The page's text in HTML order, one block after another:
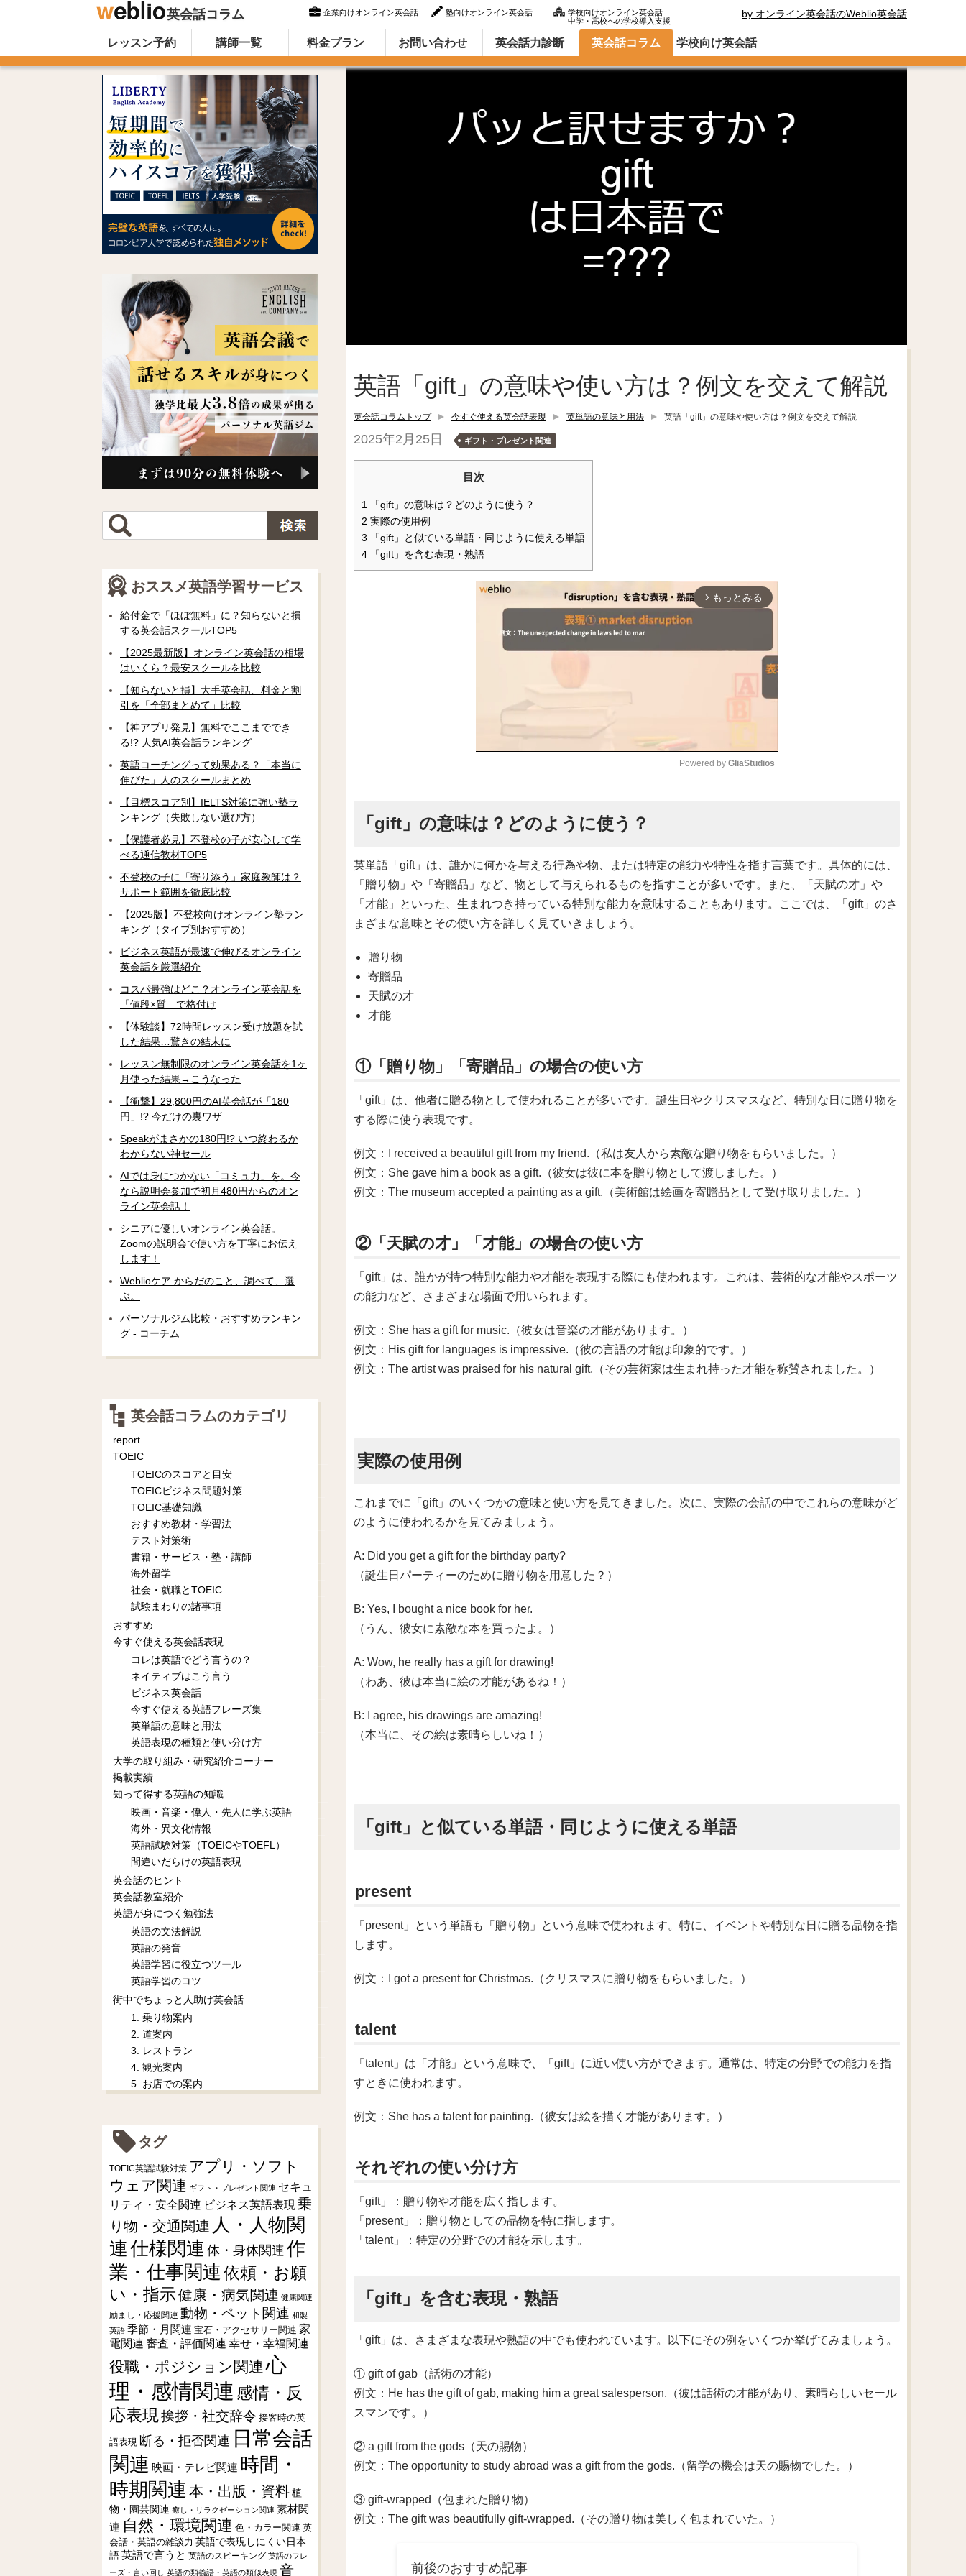
英会話コラム 企業向けオンライン英会話 塾向けオンライン英会話
学校向けオンライン英会話
中学・高校への学校導入支援
by オンライン英会話のWeblio英会話
オンライン英会話のWeblio英会話コラム（英語での言い方・英語表現）
Skip to content
レッスン予約 講師一覧 料金プラン お問い合わせ 英会話力診断 英会話コラム 学校向け英会話
英語「gift」の意味や使い方は？例文を交えて解説
英会話コラムトップ 今すぐ使える英会話表現 英単語の意味と用法 英語「gift」の意味や使い方は？例文を交えて解説
2025年2月25日 ギフト・プレゼント関連
目次
1 「gift」の意味は？どのように使う？
2 実際の使用例
3 「gift」と似ている単語・同じように使える単語
4 「gift」を含む表現・熟語
arrow_forward_ios もっとみる
e
Powered by GliaStudios
「gift」の意味は？どのように使う？
英単語「gift」は、誰かに何かを与える行為や物、または特定の能力や特性を指す言葉です。具体的には、
「贈り物」や「寄贈品」など、物として与えられるものを指すことが多いです。また、「天賦の才」や
「才能」といった、生まれつき持っている特別な能力を意味することもあります。ここでは、「gift」のさ
まざまな意味とその使い方を詳しく見ていきましょう。
贈り物
寄贈品
天賦の才
才能
①「贈り物」「寄贈品」の場合の使い方
「gift」は、他者に贈る物として使われることが多いです。誕生日やクリスマスなど、特別な日に贈り物を
する際に使う表現です。
例文：I received a beautiful gift from my friend.（私は友人から素敵な贈り物をもらいました。）
例文：She gave him a book as a gift.（彼女は彼に本を贈り物として渡しました。）
例文：The museum accepted a painting as a gift.（美術館は絵画を寄贈品として受け取りました。）
②「天賦の才」「才能」の場合の使い方
「gift」は、誰かが持つ特別な能力や才能を表現する際にも使われます。これは、芸術的な才能やスポーツ
の能力など、さまざまな場面で用いられます。
例文：She has a gift for music.（彼女は音楽の才能があります。）
例文：His gift for languages is impressive.（彼の言語の才能は印象的です。）
例文：The artist was praised for his natural gift.（その芸術家は生まれ持った才能を称賛されました。）
実際の使用例
これまでに「gift」のいくつかの意味と使い方を見てきました。次に、実際の会話の中でこれらの意味がど
のように使われるかを見てみましょう。
A: Did you get a gift for the birthday party?
（誕生日パーティーのために贈り物を用意した？）
B: Yes, I bought a nice book for her.
（うん、彼女に素敵な本を買ったよ。）
A: Wow, he really has a gift for drawing!
（わあ、彼は本当に絵の才能があるね！）
B: I agree, his drawings are amazing!
（本当に、その絵は素晴らしいね！）
「gift」と似ている単語・同じように使える単語
present
「present」という単語も「贈り物」という意味で使われます。特に、イベントや特別な日に贈る品物を指
します。
例文：I got a present for Christmas.（クリスマスに贈り物をもらいました。）
talent
「talent」は「才能」という意味で、「gift」に近い使い方ができます。通常は、特定の分野での能力を指
すときに使われます。
例文：She has a talent for painting.（彼女は絵を描く才能があります。）
それぞれの使い分け方
「gift」：贈り物や才能を広く指します。
「present」：贈り物としての品物を特に指します。
「talent」：特定の分野での才能を示します。
「gift」を含む表現・熟語
「gift」は、さまざまな表現や熟語の中でも使われています。以下にその例をいくつか挙げてみましょう。
① gift of gab（話術の才能）
例文：He has the gift of gab, making him a great salesperson.（彼は話術の才能があり、素晴らしいセール
スマンです。）
② a gift from the gods（天の賜物）
例文：The opportunity to study abroad was a gift from the gods.（留学の機会は天の賜物でした。）
③ gift-wrapped（包まれた贈り物）
例文：The gift was beautifully gift-wrapped.（その贈り物は美しく包まれていた。）
前後のおすすめ記事
おススメ英語学習サービス
給付金で「ほぼ無料」に？知らないと損
する英会話スクールTOP5
【2025最新版】オンライン英会話の相場
はいくら？最安スクールを比較
【知らないと損】大手英会話、料金と割
引を「全部まとめて」比較
【神アプリ発見】無料でここまででき
る!? 人気AI英会話ランキング
英語コーチングって効果ある？「本当に
伸びた」人のスクールまとめ
【目標スコア別】IELTS対策に強い塾ラ
ンキング（失敗しない選び方）
【保護者必見】不登校の子が安心して学
べる通信教材TOP5
不登校の子に「寄り添う」家庭教師は？
サポート範囲を徹底比較
【2025版】不登校向けオンライン塾ラン
キング（タイプ別おすすめ）
ビジネス英語が最速で伸びるオンライン
英会話を厳選紹介
コスパ最強はどこ？オンライン英会話を
「値段×質」で格付け
【体験談】72時間レッスン受け放題を試
した結果…驚きの結末に
レッスン無制限のオンライン英会話を1ヶ
月使った結果→こうなった
【衝撃】29,800円のAI英会話が「180
円」!? 今だけの裏ワザ
Speakがまさかの180円!? いつ終わるか
わからない神セール
AIでは身につかない「コミュ力」を。今
なら説明会参加で初月480円からのオン
ライン英会話！
シニアに優しいオンライン英会話。
Zoomの説明会で使い方を丁寧にお伝え
します！
Weblioケア からだのこと、調べて、選
ぶ。
パーソナルジム比較・おすすめランキン
グ - コーチム
英会話コラムのカテゴリ
report
TOEIC
TOEICのスコアと目安
TOEICビジネス問題対策
TOEIC基礎知識
おすすめ教材・学習法
テスト対策術
書籍・サービス・塾・講師
海外留学
社会・就職とTOEIC
試験まわりの諸事項
おすすめ
今すぐ使える英会話表現
コレは英語でどう言うの？
ネイティブはこう言う
ビジネス英会話
今すぐ使える英語フレーズ集
英単語の意味と用法
英語表現の種類と使い分け方
大学の取り組み・研究紹介コーナー
掲載実績
知って得する英語の知識
映画・音楽・偉人・先人に学ぶ英語
海外・異文化情報
英語試験対策（TOEICやTOEFL）
間違いだらけの英語表現
英会話のヒント
英会話教室紹介
英語が身につく勉強法
英語の文法解説
英語の発音
英語学習に役立つツール
英語学習のコツ
街中でちょっと人助け英会話
1. 乗り物案内
2. 道案内
3. レストラン
4. 観光案内
5. お店での案内
タグ
TOEIC英語試験対策 アプリ・ソフト
ウェア関連 ギフト・プレゼント関連 セキュ
リティ・安全関連 ビジネス英語表現 乗
り物・交通関連 人・人物関
連仕様関連 体・身体関連 作
業・仕事関連依頼・お願
い・指示健康・病気関連 健康関連
励まし・応援関連 動物・ペット関連 和製
英語 季節・月関連 宝石・アクセサリー関連 家
電関連 審査・評価関連 幸せ・幸福関連
役職・ポジション関連 心
理・感情関連 感情・反
応表現挨拶・社交辞令 接客時の英
語表現 断る・拒否関連 日常会話
関連 映画・テレビ関連 時間・
時期関連 本・出版・資料植
物・園芸関連 癒し・リラクゼーション関連 素材関
連 自然・環境関連 色・カラー関連 英
会話・英語の雑談力 英語で表現しにくい日本
語 英語で言うと 英語のスピーキング 英語のフレ
ーズ・言い回し 英語の類義語・英語の類似表現 音